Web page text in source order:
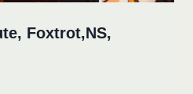
Foxtrot,NS,